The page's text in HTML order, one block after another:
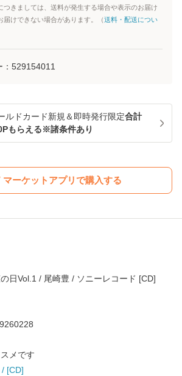
きましては、送料が発生する場合や表示のお届け
届けできない場合があります。（送料・配送につい
529154011
ルドカード新規＆即時発行限定合計
もらえる※諸条件あり
マーケットアプリで購入する
日Vol.1 / 尾崎豊 / ソニーレコード [CD]
メです
[CD]